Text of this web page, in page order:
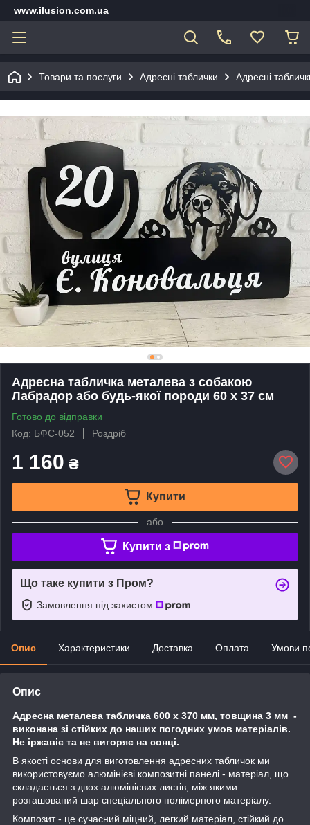
www.ilusion.com.ua
Товари та послуги Адресні таблички Адресні
Адресна табличка металева з собакою
Лабрадор або будь-якої породи 60 х 37 см
Готово до відправки
Код: БФС-052
Роздріб
1 160 ₴
Купити
або
Купити з
Що таке купити з Пром?
Замовлення під захистом
Опис Характеристики Доставка Оплата Умови
Опис
Адресна металева табличка 600 х 370 мм, товщина 3 мм -
виконана зі стійких до наших погодних умов матеріалів.
Не іржавіє та не вигоряє на сонці.
В якості основи для виготовлення адресних табличок ми
використовуємо алюмінієві композитні панелі - матеріал, що
складається з двох алюмінієвих листів, між якими
розташований шар спеціального полімерного матеріалу.
Композит - це сучасний міцний, легкий матеріал, стійкий до